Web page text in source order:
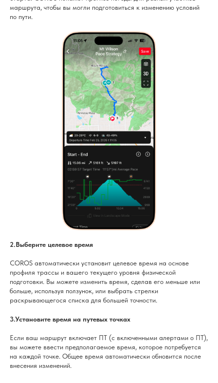
маршрута, чтобы вы могли подготовиться к изменению условий
по пути.
2.Выберите целевое время
COROS автоматически установит целевое время на основе
профиля трассы и вашего текущего уровня физической
подготовки. Вы можете изменить время, сделав его меньше или
больше, используя ползунок, или выбрать стрелки
раскрывающегося списка для большей точности.
3.Установите время на путевых точках
Если ваш маршрут включает ПТ (с включенными алертами о ПТ),
вы можете ввести предполагаемое время, которое потребуется
на каждой точке. Общее время автоматически обновится после
внесения изменений.